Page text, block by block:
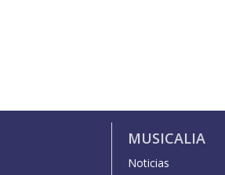
MUSICALIA
Noticias